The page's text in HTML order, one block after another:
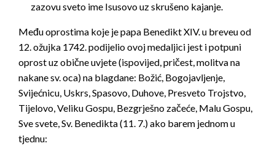
zazovu sveto ime Isusovo uz skrušeno kajanje.
Među oprostima koje je papa Benedikt XIV. u breveu od
12. ožujka 1742. podijelio ovoj medaljici jest i potpuni
oprost uz obične uvjete (ispovijed, pričest, molitva na
nakane sv. oca) na blagdane: Božić, Bogojavljenje,
Svijećnicu, Uskrs, Spasovo, Duhove, Presveto Trojstvo,
Tijelovo, Veliku Gospu, Bezgrješno začeće, Malu Gospu,
Sve svete, Sv. Benedikta (11. 7.) ako barem jednom u
tjednu: